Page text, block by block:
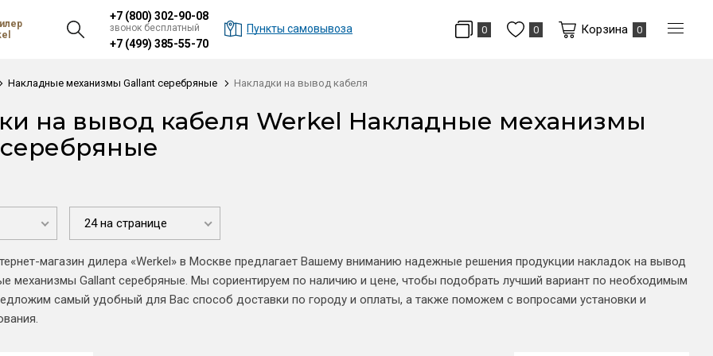
+7 (800) 302-90-08
звонок бесплатный
+7 (499) 385-55-70
Пункты самовывоза 0 0 Корзина 0
Накладные механизмы Gallant серебряные Накладки на вывод кабеля
на вывод кабеля Werkel Накладные механизмы
24 на странице
магазин дилера «Werkel» в Москве предлагает Вашему вниманию надежные решения продукции накладок на вывод
механизмы Gallant серебряные. Мы сориентируем по наличию и цене, чтобы подобрать лучший вариант по необходимым
самый удобный для Вас способ доставки по городу и оплаты, а также поможем с вопросами установки и